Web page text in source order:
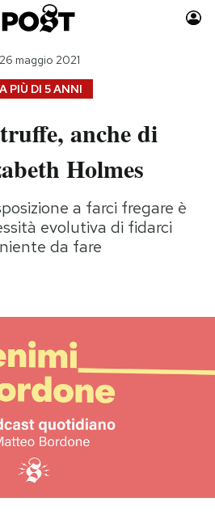
Auto
Moda
Consumismi
Storie/Idee
Ok Boomer!
Media
PIÙ DI 5 ANNI
maggio 2021
anche di
Holmes
a farci fregare è
evolutiva di fidarci
da fare